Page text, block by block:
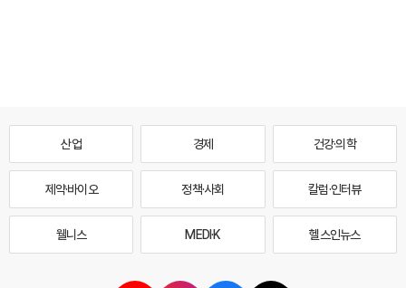
산업 경제 건강·의학
제약·바이오 정책·사회 칼럼·인터뷰
웰니스 MEDI·K 헬스인뉴스